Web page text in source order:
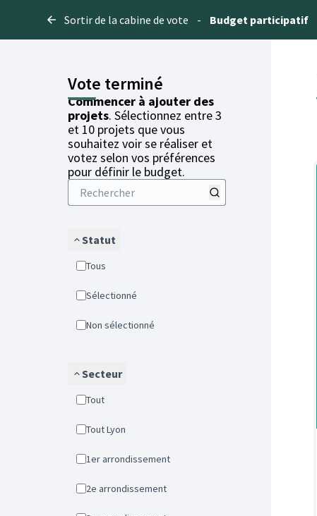
Sortir de la cabine de vote - Budget participatif
Vote terminé
Commencer à ajouter des
projets. Sélectionnez entre 3
et 10 projets que vous
souhaitez voir se réaliser et
votez selon vos préférences
pour définir le budget.
Statut
Tous
Sélectionné
Non sélectionné
Secteur
Tout
Tout Lyon
1er arrondissement
2e arrondissement